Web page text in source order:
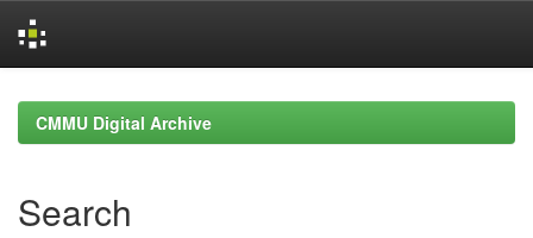
navigationCMMU Digital Archive
Search